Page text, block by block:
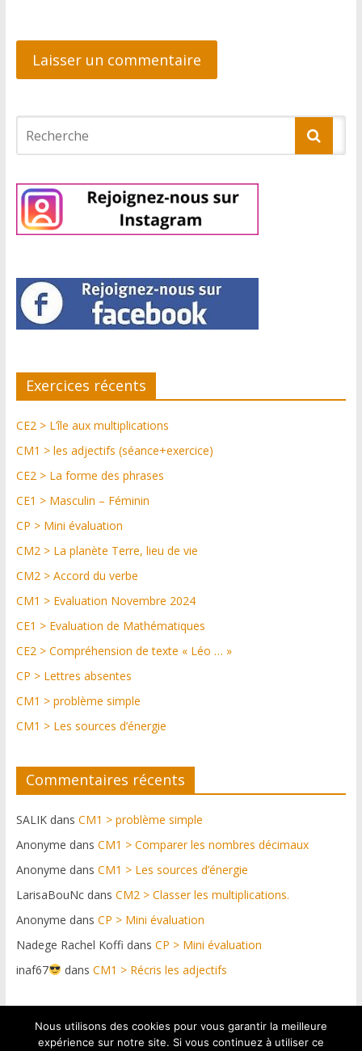
Exercices récents
CE2 > L’île aux multiplications
CM1 > les adjectifs (séance+exercice)
CE2 > La forme des phrases
CE1 > Masculin – Féminin
CP > Mini évaluation
CM2 > La planète Terre, lieu de vie
CM2 > Accord du verbe
CM1 > Evaluation Novembre 2024
CE1 > Evaluation de Mathématiques
CE2 > Compréhension de texte « Léo … »
CP > Lettres absentes
CM1 > problème simple
CM1 > Les sources d’énergie
Commentaires récents
SALIKdans CM1 > problème simple
Anonyme dans CM1 > Comparer les nombres décimaux
Anonyme dans CM1 > Les sources d’énergie
LarisaBouNcdans CM2 > Classer les multiplications.
Anonyme dans CP > Mini évaluation
Nadege Rachel Koffi dans CP > Mini évaluation
inaf67
dans CM1 > Récris les adjectifs
Plateforme web conçue par https://netdif.fr & graphismes
Nous utilisons des cookies pour vous garantir la meilleure
expérience sur notre site. Si vous continuez à utiliser ce